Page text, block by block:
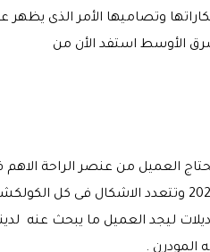
وتصاميها الأمر الذى
الأوسط استفد الأن من
العميل من عنصر الراحة الاهم
المبتكرة بفخامة وأناقة المستوى عليها عروض إلى جانب استخدام
ليجد العميل ما يبحث عنه
المودرن .